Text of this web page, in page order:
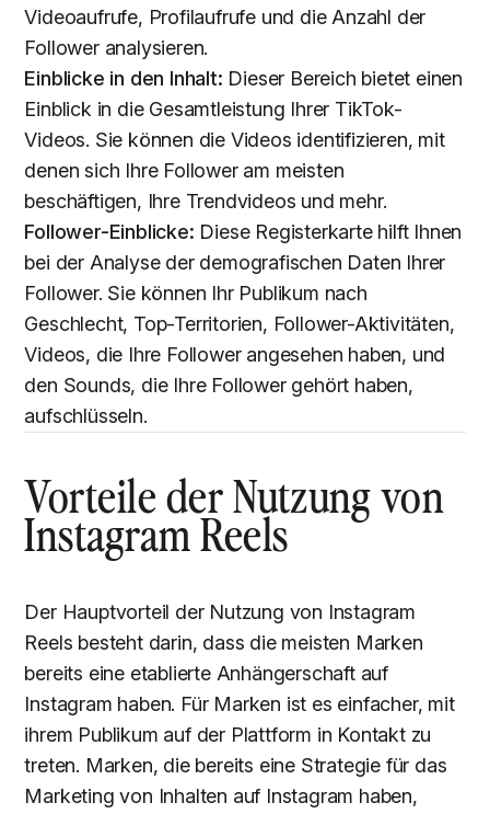
Videoaufrufe, Profilaufrufe und die Anzahl der
Follower analysieren.
Einblicke in den Inhalt: Dieser Bereich bietet einen
Einblick in die Gesamtleistung Ihrer TikTok-
Videos. Sie können die Videos identifizieren, mit
denen sich Ihre Follower am meisten
beschäftigen, Ihre Trendvideos und mehr.
Follower-Einblicke: Diese Registerkarte hilft Ihnen
bei der Analyse der demografischen Daten Ihrer
Follower. Sie können Ihr Publikum nach
Geschlecht, Top-Territorien, Follower-Aktivitäten,
Videos, die Ihre Follower angesehen haben, und
den Sounds, die Ihre Follower gehört haben,
aufschlüsseln.
Vorteile der Nutzung von
Instagram Reels
Der Hauptvorteil der Nutzung von Instagram
Reels besteht darin, dass die meisten Marken
bereits eine etablierte Anhängerschaft auf
Instagram haben. Für Marken ist es einfacher, mit
ihrem Publikum auf der Plattform in Kontakt zu
treten. Marken, die bereits eine Strategie für das
Marketing von Inhalten auf Instagram haben,